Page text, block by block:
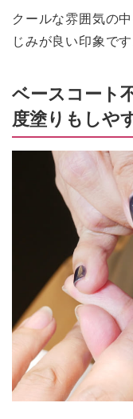
クールな雰囲気の
じみが良い印象です
ベースコート
度塗りもしや